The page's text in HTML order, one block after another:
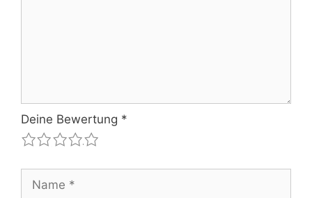
Deine Bewertung *
4
3
2
1
Name